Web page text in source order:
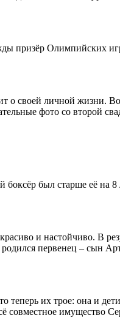
призёр Олимпийских
своей личной жизни.
фото со второй
был старше её на 8
и настойчиво. В
первенец – сын
теперь их трое: она и
совместное